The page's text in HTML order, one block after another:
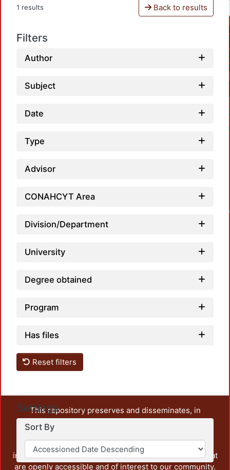
1 results Back to results
Filters
Author
Subject
Date
Type
Advisor
CONAHCYT Area
Division/Department
University
Degree obtained
Program
Has files
Reset filters
Settings
Sort By
This repository preserves and disseminates, in
unrestricted open access, the teaching and research
output of UAM Azcapotzalco. It also includes some
administrative and graphic documents from the
institution, as well as content from other institutions that
are openly accessible and of interest to our community.